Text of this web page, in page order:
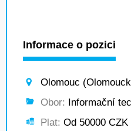
Informace o pozici
Olomouc
Obor: Informační
Plat: Od 50000